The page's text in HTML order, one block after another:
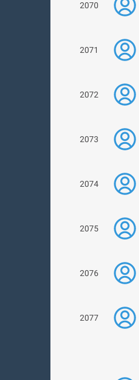
2070
2071
2072
2073
2074
2075
2076
2077